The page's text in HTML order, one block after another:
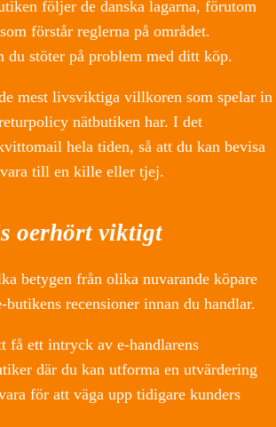
följer de danska lagarna, förutom
förstår reglerna på området.
du stöter på problem med ditt köp.
mest livsviktiga villkoren som spelar in
nätbutiken har. I det
hela tiden, så att du kan bevisa
till en kille eller tjej.
oerhört viktigt
betygen från olika nuvarande köpare
recensioner innan du handlar.
få ett intryck av e-handlarens
där du kan utforma en utvärdering
för att väga upp tidigare kunders